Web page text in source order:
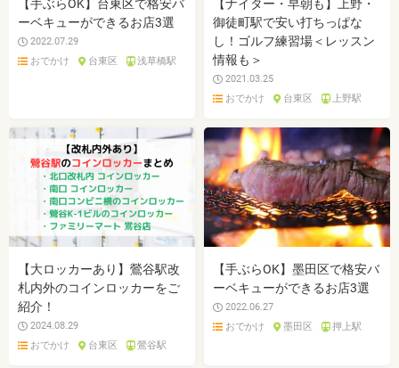
【手ぶらOK】台東区で格安バ
ーベキューができるお店3選
2022.07.29
おでかけ
台東区 浅草橋駅
【ナイター・早朝も】上野・
御徒町駅で安い打ちっぱな
し！ゴルフ練習場＜レッスン
情報も＞
2021.03.25
おでかけ
台東区 上野駅
【大ロッカーあり】鶯谷駅改
札内外のコインロッカーをご
紹介！
2024.08.29
おでかけ
台東区 鶯谷駅
【手ぶらOK】墨田区で格安バ
ーベキューができるお店3選
2022.06.27
おでかけ
墨田区 押上駅